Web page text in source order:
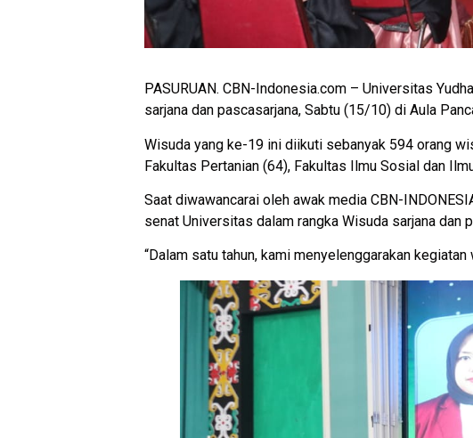
PASURUAN. CBN-Indonesia.com – Universitas
sarjana dan pascasarjana, Sabtu (15/10) di Aula
Wisuda yang ke-19 ini diikuti sebanyak 594 orang
Fakultas Pertanian (64), Fakultas Ilmu Sosial dan
Saat diwawancarai oleh awak media CBN-
senat Universitas dalam rangka Wisuda sarjana dan
“Dalam satu tahun, kami menyelenggarakan